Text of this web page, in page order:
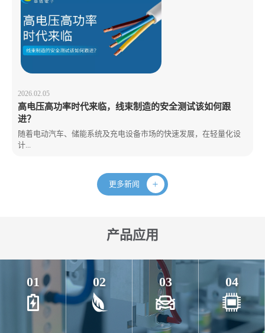
2026.02.05
高电压高功率时代来临，线束制造的安全测试该如何跟
进？
随着电动汽车、储能系统及充电设备市场的快速发展，在轻量化设
计...
更多新闻
产品应用
01 02 03 04